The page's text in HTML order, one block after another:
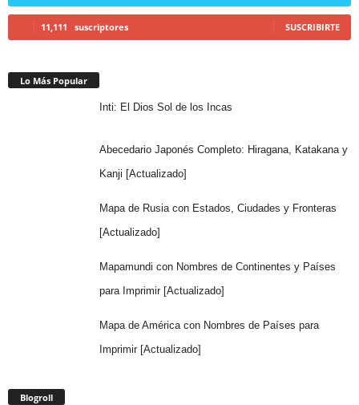
11,111 suscriptores SUSCRIBIRTE
Lo Más Popular
Inti: El Dios Sol de los Incas
Abecedario Japonés Completo: Hiragana, Katakana y
Kanji [Actualizado]
Mapa de Rusia con Estados, Ciudades y Fronteras
[Actualizado]
Mapamundi con Nombres de Continentes y Países
para Imprimir [Actualizado]
Mapa de América con Nombres de Países para
Imprimir [Actualizado]
Blogroll